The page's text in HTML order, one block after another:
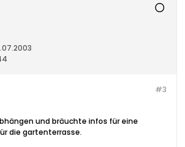
#3
und bräuchte infos für eine
die gartenterrasse.